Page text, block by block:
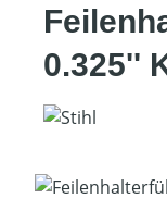
0.325''
Bildergalerie